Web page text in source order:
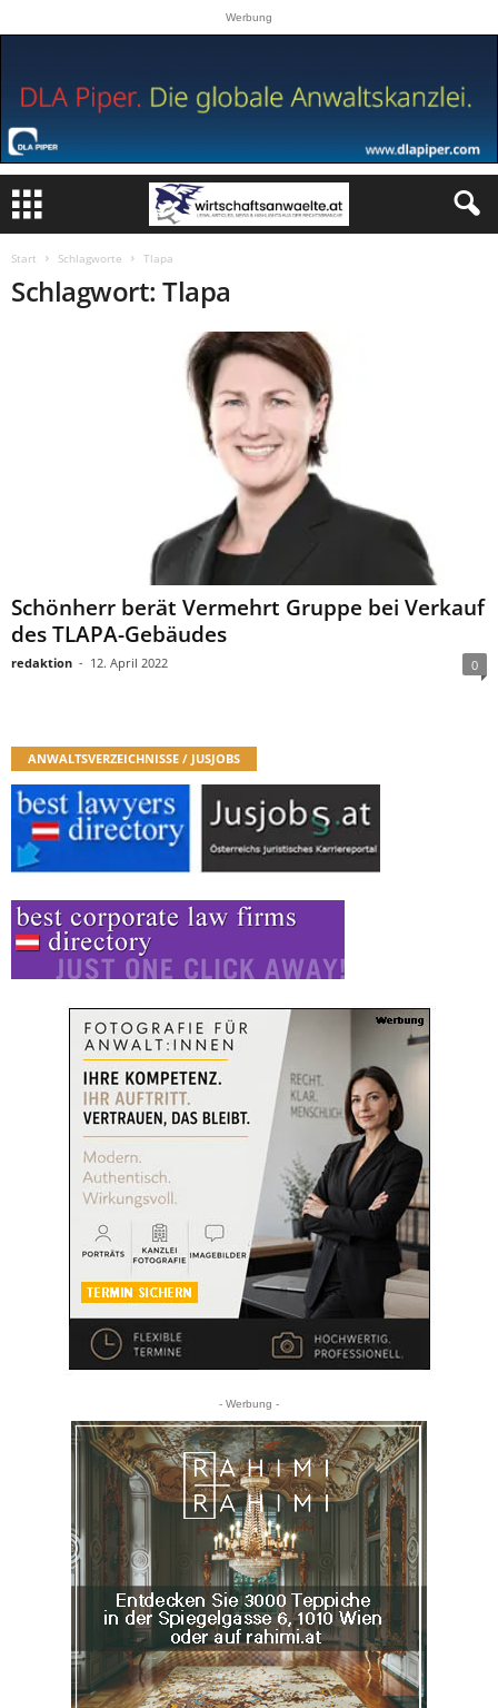
Werbung
Start Schlagworte Tlapa
Schlagwort: Tlapa
Schönherr berät Vermehrt Gruppe bei Verkauf
des TLAPA-Gebäudes
redaktion - 12. April 2022 0
ANWALTSVERZEICHNISSE / JUSJOBS
- Werbung -